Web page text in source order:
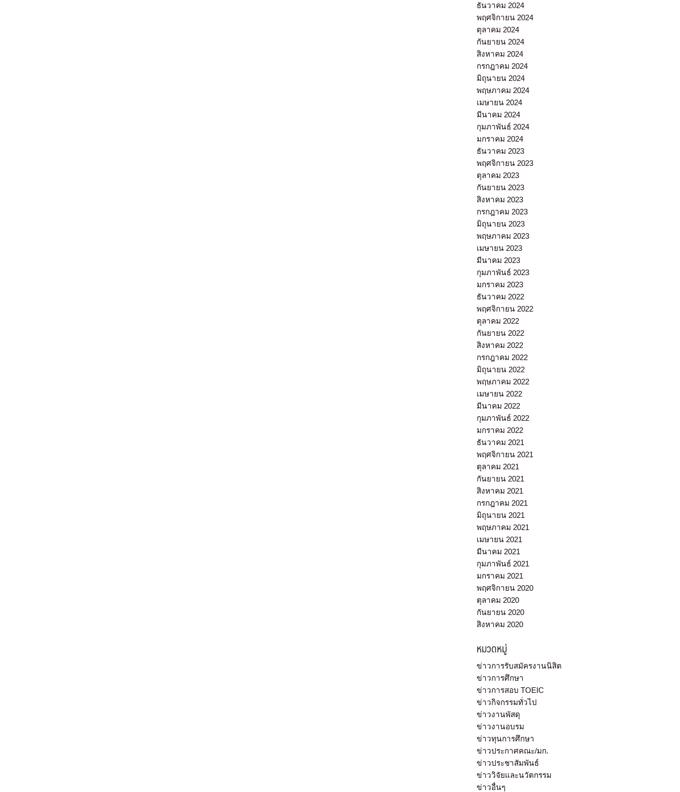
ธันวาคม 2024
พฤศจิกายน 2024
ตุลาคม 2024
กันยายน 2024
สิงหาคม 2024
กรกฎาคม 2024
มิถุนายน 2024
พฤษภาคม 2024
เมษายน 2024
มีนาคม 2024
กุมภาพันธ์ 2024
มกราคม 2024
ธันวาคม 2023
พฤศจิกายน 2023
ตุลาคม 2023
กันยายน 2023
สิงหาคม 2023
กรกฎาคม 2023
มิถุนายน 2023
พฤษภาคม 2023
เมษายน 2023
มีนาคม 2023
กุมภาพันธ์ 2023
มกราคม 2023
ธันวาคม 2022
พฤศจิกายน 2022
ตุลาคม 2022
กันยายน 2022
สิงหาคม 2022
กรกฎาคม 2022
มิถุนายน 2022
พฤษภาคม 2022
เมษายน 2022
มีนาคม 2022
กุมภาพันธ์ 2022
มกราคม 2022
ธันวาคม 2021
พฤศจิกายน 2021
ตุลาคม 2021
กันยายน 2021
สิงหาคม 2021
กรกฎาคม 2021
มิถุนายน 2021
พฤษภาคม 2021
เมษายน 2021
มีนาคม 2021
กุมภาพันธ์ 2021
มกราคม 2021
พฤศจิกายน 2020
ตุลาคม 2020
กันยายน 2020
สิงหาคม 2020
หมวดหมู่
ข่าวการรับสมัครงานนิสิต
ข่าวการศึกษา
ข่าวการสอบ TOEIC
ข่าวกิจกรรมทั่วไป
ข่าวงานพัสดุ
ข่าวงานอบรม
ข่าวทุนการศึกษา
ข่าวประกาศคณะ/มก.
ข่าวประชาสัมพันธ์
ข่าววิจัยและนวัตกรรม
ข่าวอื่นๆ